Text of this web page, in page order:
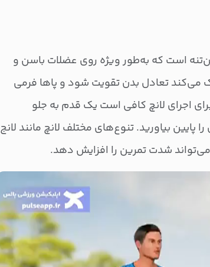
است که به‌طور ویژه روی عضلات باسن و
می‌کند تعادل بدن تقویت شود و پاها فرمی
اجرای لانچ کافی است یک قدم به جلو
پایین بیاورید. تنوع‌های مختلف لانچ مانند لانج
می‌تواند شدت تمرین را افزایش دهد.